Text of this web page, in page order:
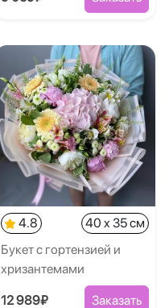
4.8
40 x 35 см
Букет с гортензией и
хризантемами
12 989₽ Заказать